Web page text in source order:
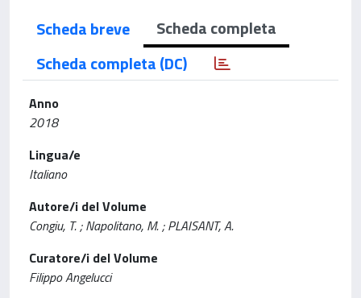
Scheda breve
Scheda completa
Scheda completa (DC)
Anno
2018
Lingua/e
Italiano
Autore/i del Volume
Congiu, T. ; Napolitano, M. ; PLAISANT, A.
Curatore/i del Volume
Filippo Angelucci